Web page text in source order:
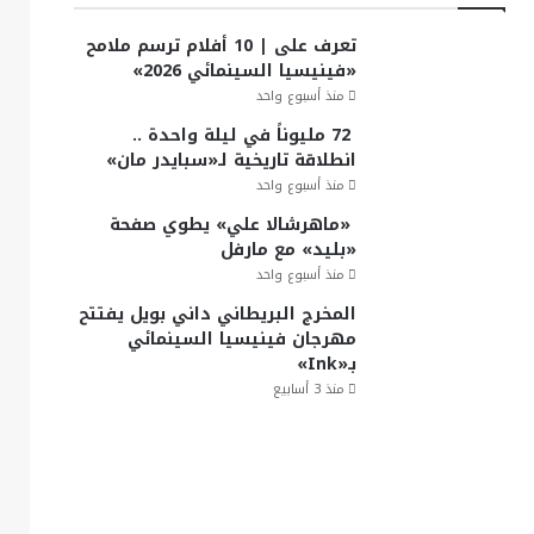
تعرف على | 10 أفلام ترسم ملامح
«فينيسيا السينمائي 2026»
منذ أسبوع واحد
72 مليوناً في ليلة واحدة ..
انطلاقة تاريخية لـ«سبايدر مان»
منذ أسبوع واحد
«ماهرشالا علي» يطوي صفحة
«بليد» مع مارفل
منذ أسبوع واحد
المخرج البريطاني داني بويل يفتتح
مهرجان فينيسيا السينمائي
بـ«Ink»
منذ 3 أسابيع